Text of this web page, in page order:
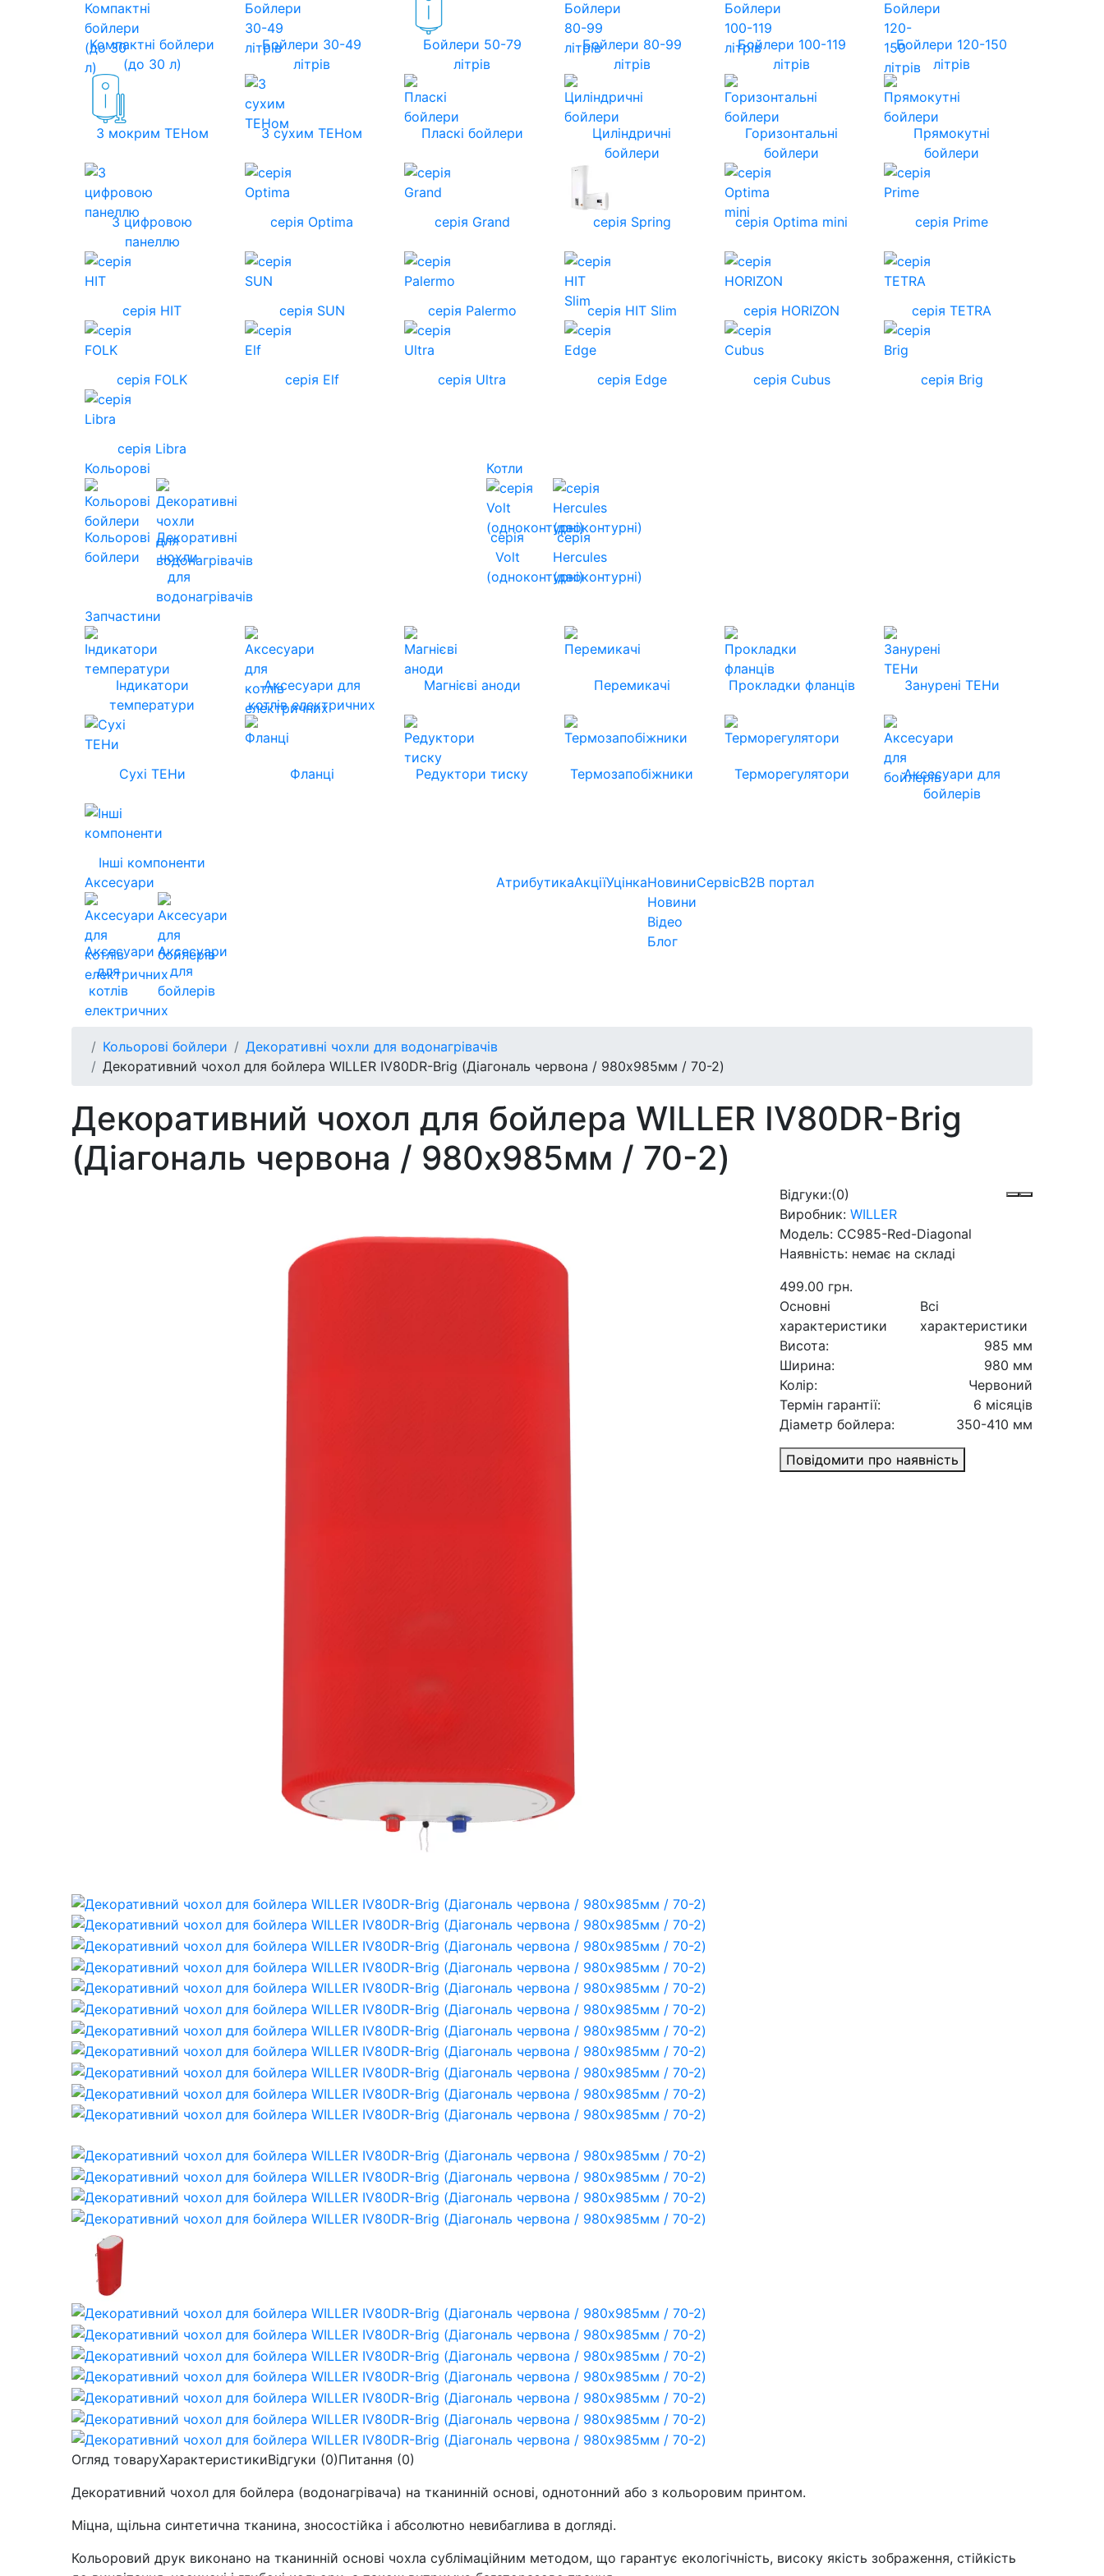
Компактні бойлери
(до 30 л)
Бойлери 30-49
літрів
Бойлери 50-79
літрів
Бойлери 80-99
літрів
Бойлери 100-119
літрів
Бойлери 120-150
літрів
З мокрим ТЕНом З сухим ТЕНом Пласкі бойлери
Циліндричні
бойлери
Горизонтальні
бойлери
Прямокутні
бойлери
З цифровою
панеллю
серія Optima серія Grand серія Spring серія Optima mini серія Prime
серія HIT серія SUN серія Palermo серія HIT Slim cерія HORIZON серія TETRA
серія FOLK серія Elf серія Ultra серія Edge серія Cubus серія Brig
серія Libra
Кольорові
Кольорові
бойлери
Декоративні
чохли
для
водонагрівачів
Котли
серія
Volt
(одноконтурні)
серія
Hercules
(двоконтурні)
Запчастини
Індикатори
температури
Аксесуари для
котлів електричних
Магнієві аноди Перемикачі Прокладки фланців Занурені ТЕНи
Сухі ТЕНи Фланці Редуктори тиску Термозапобіжники Терморегулятори
Аксесуари для
бойлерів
Інші компоненти
Аксесуари
Аксесуари
для
котлів
електричних
Аксесуари
для
бойлерів
АтрибутикаАкціїУцінкаНовини
Новини
Відео
Блог
СервісB2B портал
Кольорові бойлери
Декоративні чохли для водонагрівачів
Декоративний чохол для бойлера WILLER IV80DR-Brig (Діагональ червона / 980х985мм / 70-2)
Декоративний чохол для бойлера WILLER IV80DR-Brig
(Діагональ червона / 980х985мм / 70-2)
Відгуки:(0)
Виробник:WILLER
Модель: CC985-Red-Diagonal
Наявність: немає на складі
499.00 грн.
Основні
характеристики
Всі
характеристики
Висота:
985 мм
Ширина:
980 мм
Колір:
Червоний
Термін гарантії:
6 місяців
Діаметр бойлера:
350-410 мм
Повідомити про наявність
Огляд товаруХарактеристикиВідгуки (0)Питання (0)
Декоративний чохол для бойлера (водонагрівача) на тканинній основі, однотонний або з кольоровим принтом.
Міцна, щільна синтетична тканина, зносостійка і абсолютно невибаглива в догляді.
Кольоровий друк виконано на тканинній основі чохла сублімаційним методом, що гарантує екологічність, високу якість зображення, стійкість